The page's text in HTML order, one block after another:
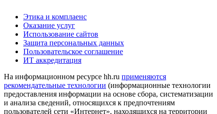
Этика и комплаенс
Оказание услуг
Использование сайтов
Защита персональных данных
Пользовательское соглашение
ИТ аккредитация
На информационном ресурсе hh.ru применяются
рекомендательные технологии (информационные технологии
предоставления информации на основе сбора, систематизации
и анализа сведений, относящихся к предпочтениям
пользователей сети «Интернет», находящихся на территории